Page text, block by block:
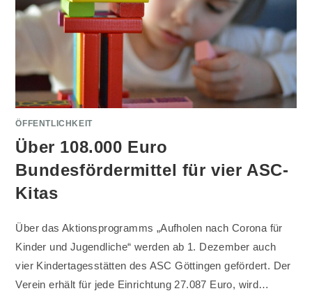
ÖFFENTLICHKEIT
Über 108.000 Euro
Bundesfördermittel für vier ASC-
Kitas
Über das Aktionsprogramms „Aufholen nach Corona für
Kinder und Jugendliche“ werden ab 1. Dezember auch
vier Kindertagesstätten des ASC Göttingen gefördert. Der
Verein erhält für jede Einrichtung 27.087 Euro, wird…